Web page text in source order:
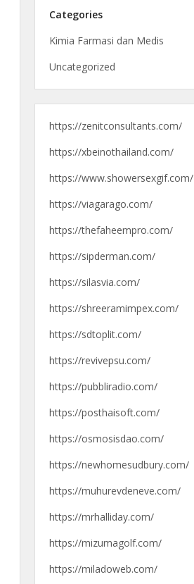
Categories
Kimia Farmasi dan Medis
Uncategorized
https://zenitconsultants.com/
https://xbeinothailand.com/
https://www.showersexgif.com/
https://viagarago.com/
https://thefaheempro.com/
https://sipderman.com/
https://silasvia.com/
https://shreeramimpex.com/
https://sdtoplit.com/
https://revivepsu.com/
https://pubbliradio.com/
https://posthaisoft.com/
https://osmosisdao.com/
https://newhomesudbury.com/
https://muhurevdeneve.com/
https://mrhalliday.com/
https://mizumagolf.com/
https://miladoweb.com/